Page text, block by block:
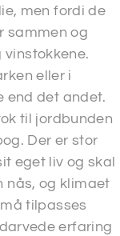
men fordi de
sammen og
eller i
end det andet.
til jordbunden
Der er stor
eget liv og skal
nås, og klimaet
tilpasses
erfaring